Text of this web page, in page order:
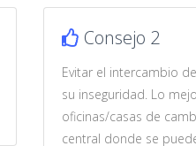
Consejo 2
Evitar el intercambio
su inseguridad. Lo
oficinas/casas de
central donde se